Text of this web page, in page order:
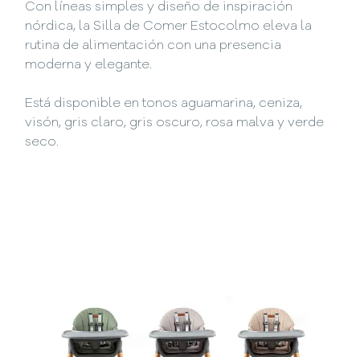
Con líneas simples y diseño de inspiración
nórdica, la Silla de Comer Estocolmo eleva la
rutina de alimentación con una presencia
moderna y elegante.
Está disponible en tonos aguamarina, ceniza,
visón, gris claro, gris oscuro, rosa malva y verde
seco.